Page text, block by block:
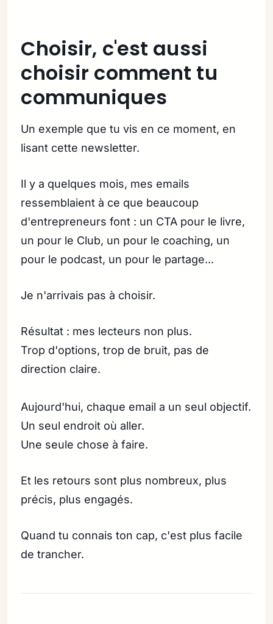
Choisir, c'est aussi
choisir comment tu
communiques
Un exemple que tu vis en ce moment, en
lisant cette newsletter.
Il y a quelques mois, mes emails
ressemblaient à ce que beaucoup
d'entrepreneurs font : un CTA pour le livre,
un pour le Club, un pour le coaching, un
pour le podcast, un pour le partage...
Je n'arrivais pas à choisir.
Résultat : mes lecteurs non plus.
Trop d'options, trop de bruit, pas de
direction claire.
Aujourd'hui, chaque email a un seul objectif.
Un seul endroit où aller.
Une seule chose à faire.
Et les retours sont plus nombreux, plus
précis, plus engagés.
Quand tu connais ton cap, c'est plus facile
de trancher.